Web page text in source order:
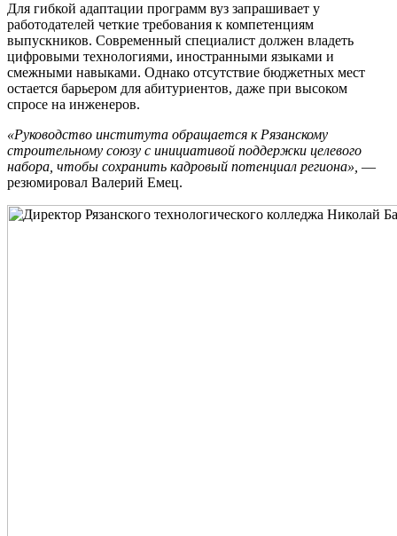
Для гибкой адаптации программ вуз запрашивает у
работодателей четкие требования к компетенциям
выпускников. Современный специалист должен владеть
цифровыми технологиями, иностранными языками и
смежными навыками. Однако отсутствие бюджетных мест
остается барьером для абитуриентов, даже при высоком
спросе на инженеров.
«Руководство института обращается к Рязанскому
строительному союзу с инициативой поддержки целевого
набора, чтобы сохранить кадровый потенциал региона», —
резюмировал Валерий Емец.